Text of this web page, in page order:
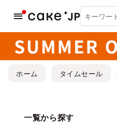
ホーム タイムセール
一覧から探す